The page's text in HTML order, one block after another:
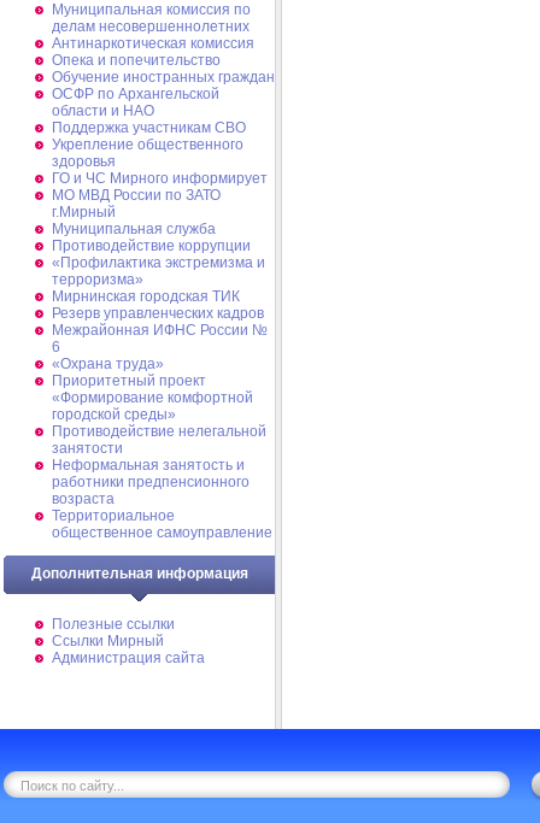
Муниципальная комиссия по
делам несовершеннолетних
Антинаркотическая комиссия
Опека и попечительство
Обучение иностранных граждан
ОСФР по Архангельской
области и НАО
Поддержка участникам СВО
Укрепление общественного
здоровья
ГО и ЧС Мирного информирует
МО МВД России по ЗАТО
г.Мирный
Муниципальная cлужба
Противодействие коррупции
«Профилактика экстремизма и
терроризма»
Мирнинская городская ТИК
Резерв управленческих кадров
Межрайонная ИФНС России №
6
«Охрана труда»
Приоритетный проект
«Формирование комфортной
городской среды»
Противодействие нелегальной
занятости
Неформальная занятость и
работники предпенсионного
возраста
Территориальное
общественное самоуправление
Дополнительная информация
Полезные ссылки
Ссылки Мирный
Администрация сайта